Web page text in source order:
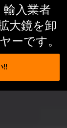
入業者
大鏡を卸
ーです。
!!